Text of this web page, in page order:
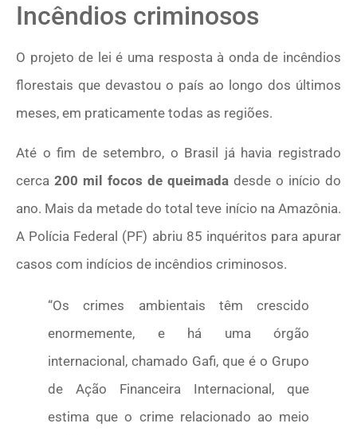
Incêndios criminosos
O projeto de lei é uma resposta à onda de incêndios
florestais que devastou o país ao longo dos últimos
meses, em praticamente todas as regiões.
Até o fim de setembro, o Brasil já havia registrado
cerca 200 mil focos de queimada desde o início do
ano. Mais da metade do total teve início na Amazônia.
A Polícia Federal (PF) abriu 85 inquéritos para apurar
casos com indícios de incêndios criminosos.
“Os crimes ambientais têm crescido
enormemente, e há uma órgão
internacional, chamado Gafi, que é o Grupo
de Ação Financeira Internacional, que
estima que o crime relacionado ao meio